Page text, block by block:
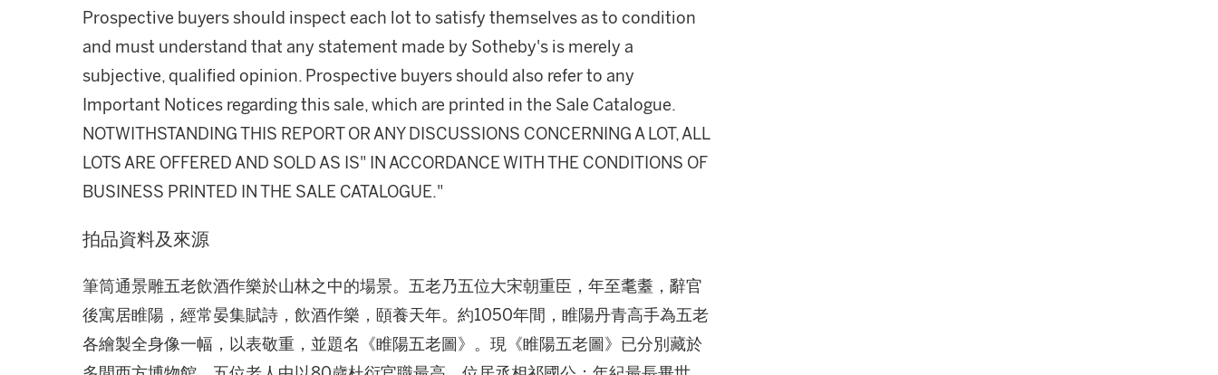
Prospective buyers should inspect each lot to satisfy themselves as to condition
and must understand that any statement made by Sotheby's is merely a
subjective, qualified opinion. Prospective buyers should also refer to any
Important Notices regarding this sale, which are printed in the Sale Catalogue.
NOTWITHSTANDING THIS REPORT OR ANY DISCUSSIONS CONCERNING A LOT, ALL
LOTS ARE OFFERED AND SOLD AS IS" IN ACCORDANCE WITH THE CONDITIONS OF
BUSINESS PRINTED IN THE SALE CATALOGUE."
拍品資料及來源
筆筒通景雕五老飲酒作樂於山林之中的場景。五老乃五位大宋朝重臣，年至耄耋，辭官
後寓居睢陽，經常晏集賦詩，飲酒作樂，頤養天年。約1050年間，睢陽丹青高手為五老
各繪製全身像一幅，以表敬重，並題名《睢陽五老圖》。現《睢陽五老圖》已分別藏於